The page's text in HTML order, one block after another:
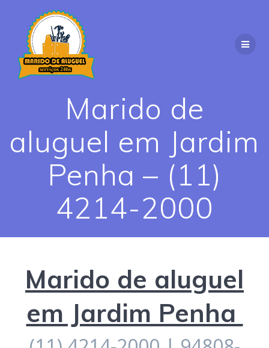
Marido de
aluguel em Jardim
Penha – (11)
4214-2000
Marido de aluguel
em Jardim Penha